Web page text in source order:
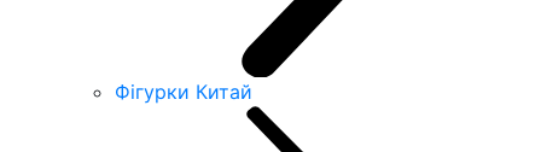
Фігурки Китай